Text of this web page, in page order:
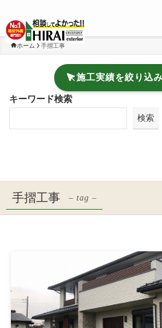
ホーム 手摺工事
施工実績を絞り込
キーワード検索
検索
手摺工事 – tag –